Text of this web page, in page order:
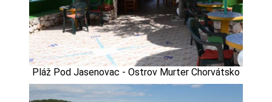
Pláž Pod Jasenovac - Ostrov Murter Chorvátsko